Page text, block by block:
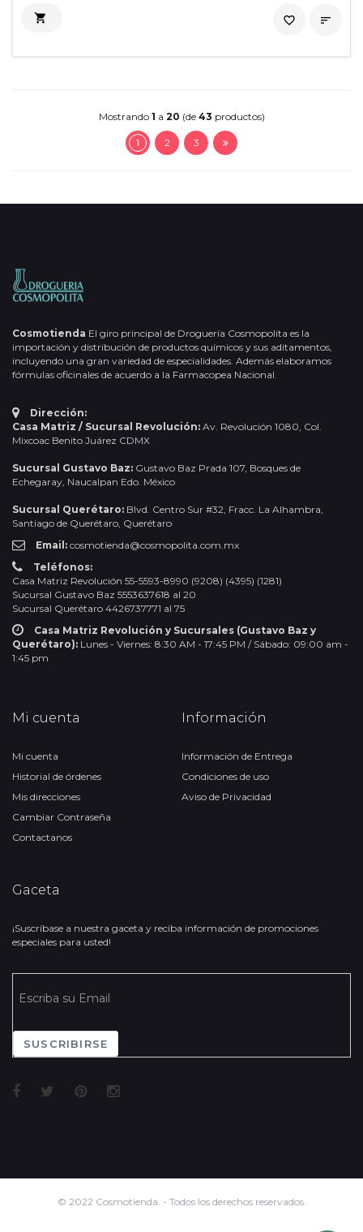
 
favorite_border
Mostrando 1 a 20 (de 43 productos)
1 2 3
Cosmotienda El giro principal de Droguería Cosmopolita es la
importación y distribución de productos químicos y sus aditamentos,
incluyendo una gran variedad de especialidades. Además elaboramos
fórmulas oficinales de acuerdo a la Farmacopea Nacional.
Dirección:
Casa Matriz / Sucursal Revolución: Av. Revolución 1080, Col.
Mixcoac Benito Juárez CDMX
Sucursal Gustavo Baz: Gustavo Baz Prada 107, Bosques de
Echegaray, Naucalpan Edo. México
Sucursal Querétaro: Blvd. Centro Sur #32, Fracc. La Alhambra,
Santiago de Querétaro, Querétaro
Email: cosmotienda@cosmopolita.com.mx
Teléfonos:
Casa Matriz Revolución 55-5593-8990 (9208) (4395) (1281)
Sucursal Gustavo Baz 5553637618 al 20
Sucursal Querétaro 4426737771 al 75
Casa Matriz Revolución y Sucursales (Gustavo Baz y
Querétaro): Lunes - Viernes: 8:30 AM - 17:45 PM / Sábado: 09:00 am -
1:45 pm
Mi cuenta
Mi cuenta
Historial de órdenes
Mis direcciones
Cambiar Contraseña
Contactanos
Información
Información de Entrega
Condiciones de uso
Aviso de Privacidad
Gaceta
¡Suscríbase a nuestra gaceta y reciba información de promociones
especiales para usted!
SUSCRIBIRSE
© 2022 Cosmotienda. - Todos los derechos reservados.